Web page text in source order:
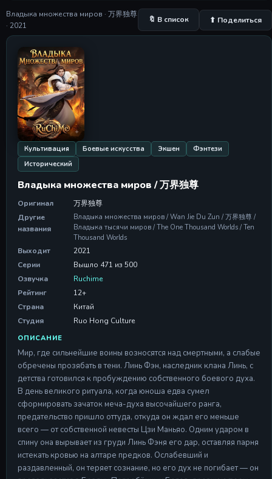
18 Jul 2026
Серия 467
Серия 467
21 Jul 2026
Серия 468
Серия 468
25 Jul 2026
Серия 469
28 Jul 2026
Серия 470
Серия 470
01 Aug 2026
Серия 471
04 Aug 2026
Владыка множества миров · 万界独尊
· 2021
🔖 В список ⬆ Поделиться
Культивация Боевые искусства Экшен
Фэнтези
Исторический
Владыка множества миров / 万界独尊
Оригинал
万界独尊
Другие
названия
Владыка множества миров / Wan Jie Du Zun / 万界独尊 /
Владыка тысячи миров / The One Thousand Worlds / Ten
Thousand Worlds
Выходит
2021
Серии
Вышло 471 из 500
Озвучка
Ruchime
Рейтинг
12+
Страна
Китай
Студия
Ruo Hong Culture
ОПИСАНИЕ
Мир, где сильнейшие воины возносятся над смертными, а слабые
обречены прозябать в тени. Линь Фэн, наследник клана Линь, с
детства готовился к пробуждению собственного боевого духа.
В день великого ритуала, когда юноша едва сумел
сформировать зачаток меча-духа высочайшего ранга,
предательство пришло оттуда, откуда он ждал его меньше
всего — от собственной невесты Цзи Маньяо. Одним ударом в
спину она вырывает из груди Линь Фэня его дар, оставляя парня
истекать кровью на алтаре предков. Ослабевший и
раздавленный, он теряет сознание, но его дух не погибает — он